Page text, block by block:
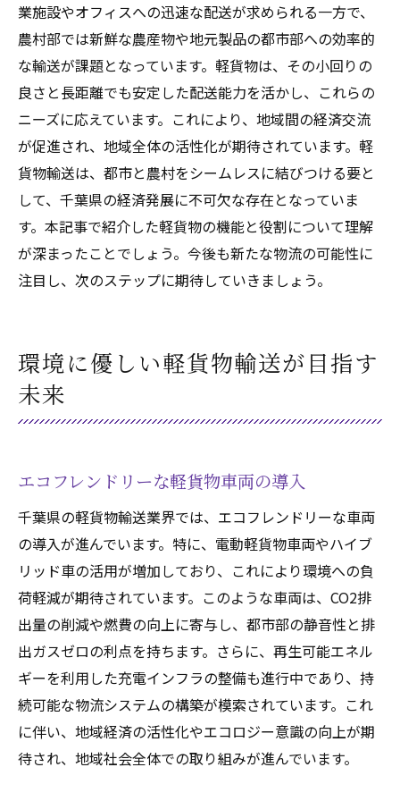
業施設やオフィスへの迅速な配送が求められる一方で、
農村部では新鮮な農産物や地元製品の都市部への効率的
な輸送が課題となっています。軽貨物は、その小回りの
良さと長距離でも安定した配送能力を活かし、これらの
ニーズに応えています。これにより、地域間の経済交流
が促進され、地域全体の活性化が期待されています。軽
貨物輸送は、都市と農村をシームレスに結びつける要と
して、千葉県の経済発展に不可欠な存在となっていま
す。本記事で紹介した軽貨物の機能と役割について理解
が深まったことでしょう。今後も新たな物流の可能性に
注目し、次のステップに期待していきましょう。
環境に優しい軽貨物輸送が目指す
未来
エコフレンドリーな軽貨物車両の導入
千葉県の軽貨物輸送業界では、エコフレンドリーな車両
の導入が進んでいます。特に、電動軽貨物車両やハイブ
リッド車の活用が増加しており、これにより環境への負
荷軽減が期待されています。このような車両は、CO2排
出量の削減や燃費の向上に寄与し、都市部の静音性と排
出ガスゼロの利点を持ちます。さらに、再生可能エネル
ギーを利用した充電インフラの整備も進行中であり、持
続可能な物流システムの構築が模索されています。これ
に伴い、地域経済の活性化やエコロジー意識の向上が期
待され、地域社会全体での取り組みが進んでいます。